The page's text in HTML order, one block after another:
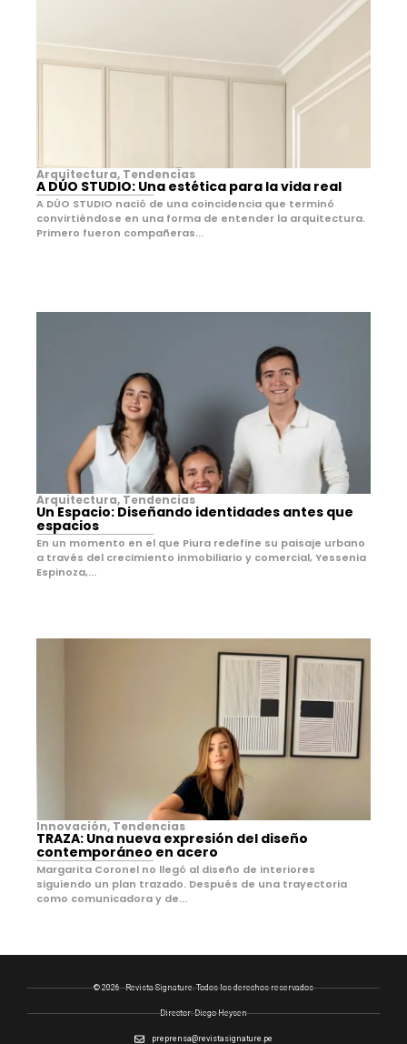
Arquitectura, Tendencias
A DÚO STUDIO: Una estética para la vida real
A DÚO STUDIO nació de una coincidencia que terminó
convirtiéndose en una forma de entender la arquitectura.
Primero fueron compañeras...
Arquitectura, Tendencias
Un Espacio: Diseñando identidades antes que
espacios
En un momento en el que Piura redefine su paisaje urbano
a través del crecimiento inmobiliario y comercial, Yessenia
Espinoza,...
Innovación, Tendencias
TRAZA: Una nueva expresión del diseño
contemporáneo en acero
Margarita Coronel no llegó al diseño de interiores
siguiendo un plan trazado. Después de una trayectoria
como comunicadora y de...
© 2026 - Revista Signature. Todos los derechos reservados
Director: Diego Heysen
preprensa@revistasignature.pe